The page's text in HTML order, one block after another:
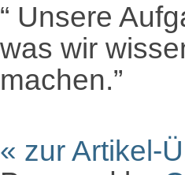
“ Unsere
was wir
machen.”
« zur Artikel-